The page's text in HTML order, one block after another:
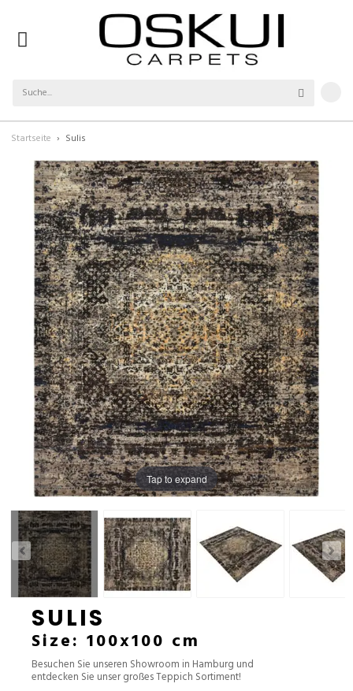
Startseite Sulis
Tap to expand
SULIS
Size: 100x100 cm
Besuchen Sie unseren Showroom in Hamburg und
entdecken Sie unser großes Teppich Sortiment!